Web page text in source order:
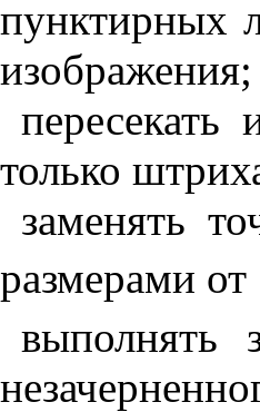
пунктирных
изображения;
только
заменять
размерами от
выполнять